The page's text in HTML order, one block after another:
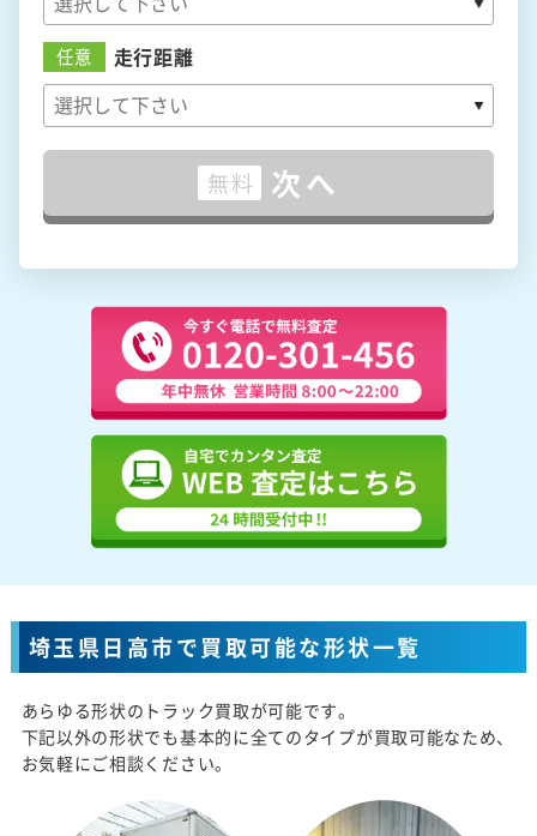
任意 走行距離
無料 次へ
埼玉県日高市で買取可能な形状一覧
あらゆる形状のトラック買取が可能です。
下記以外の形状でも基本的に全てのタイプが買取可能なため、
お気軽にご相談ください。